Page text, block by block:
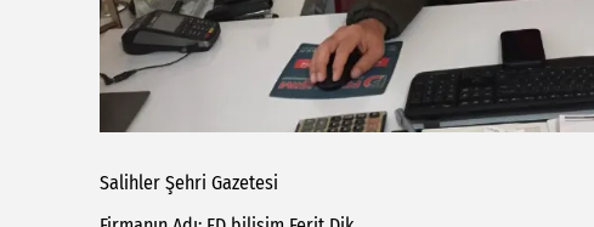
Salihler Şehri Gazetesi